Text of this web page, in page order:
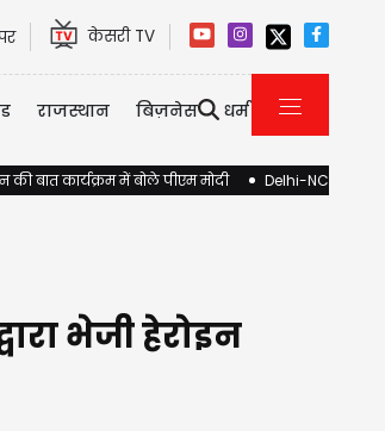
केसरी TV
राजस्थान बिज़नेस धर्म
बात कार्यक्रम में बोले पीएम मोदी Delhi-NCR Rain:
भेजी हेरोइन